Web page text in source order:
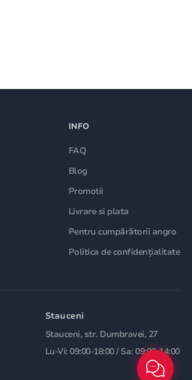
INFO
FAQ
Blog
Promotii
Livrare si plata
Pentru cumpărătorii angro
Politica de confidențialitate
Stauceni
Stauceni, str. Dumbravei, 27
Lu-Vi: 09:00-18:00 / Sa: 09:00-14:00